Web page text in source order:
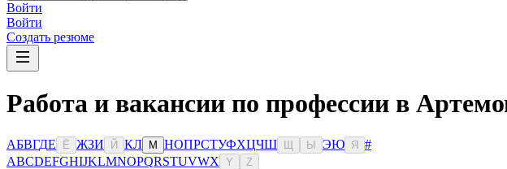
Войти
Войти
Создать резюме
Работа и вакансии по профессии в
АБВГДЕ Ё ЖЗИ Й КЛ М НОПРСТУФХЦЧШ Ы ЭЮ Я
#
ABCDEFGHIJKLMNOPQRSTUVWX Y Z